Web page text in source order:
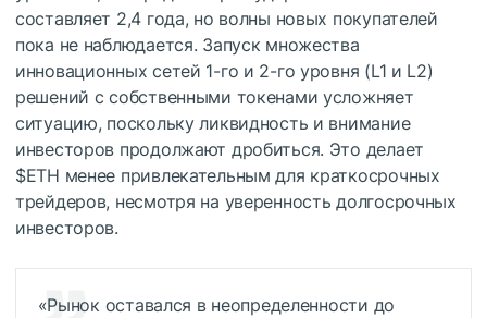
составляет 2,4 года, но волны новых покупателей
пока не наблюдается. Запуск множества
инновационных сетей 1-го и 2-го уровня (L1 и L2)
решений с собственными токенами усложняет
ситуацию, поскольку ликвидность и внимание
инвесторов продолжают дробиться. Это делает
$ETH менее привлекательным для краткосрочных
трейдеров, несмотря на уверенность долгосрочных
инвесторов.
«Рынок оставался в неопределенности до